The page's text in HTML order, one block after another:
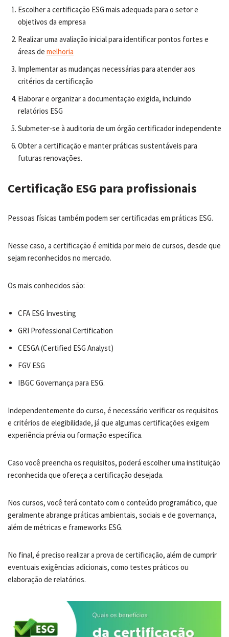
Escolher a certificação ESG mais adequada para o setor e
objetivos da empresa
Realizar uma avaliação inicial para identificar pontos fortes e
áreas de melhoria
Implementar as mudanças necessárias para atender aos
critérios da certificação
Elaborar e organizar a documentação exigida, incluindo
relatórios ESG
Submeter-se à auditoria de um órgão certificador independente
Obter a certificação e manter práticas sustentáveis para
futuras renovações.
Certificação ESG para profissionais
Pessoas físicas também podem ser certificadas em práticas ESG.
Nesse caso, a certificação é emitida por meio de cursos, desde que
sejam reconhecidos no mercado.
Os mais conhecidos são:
CFA ESG Investing
GRI Professional Certification
CESGA (Certified ESG Analyst)
FGV ESG
IBGC Governança para ESG.
Independentemente do curso, é necessário verificar os requisitos
e critérios de elegibilidade, já que algumas certificações exigem
experiência prévia ou formação específica.
Caso você preencha os requisitos, poderá escolher uma instituição
reconhecida que ofereça a certificação desejada.
Nos cursos, você terá contato com o conteúdo programático, que
geralmente abrange práticas ambientais, sociais e de governança,
além de métricas e frameworks ESG.
No final, é preciso realizar a prova de certificação, além de cumprir
eventuais exigências adicionais, como testes práticos ou
elaboração de relatórios.